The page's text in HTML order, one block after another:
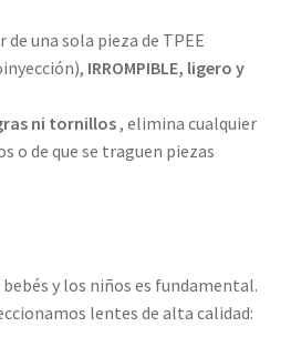
de una sola pieza de TPEE
IRROMPIBLE, ligero y
ni tornillos, elimina cualquier
o de que se traguen piezas
y los niños es fundamental.
lentes de alta calidad: